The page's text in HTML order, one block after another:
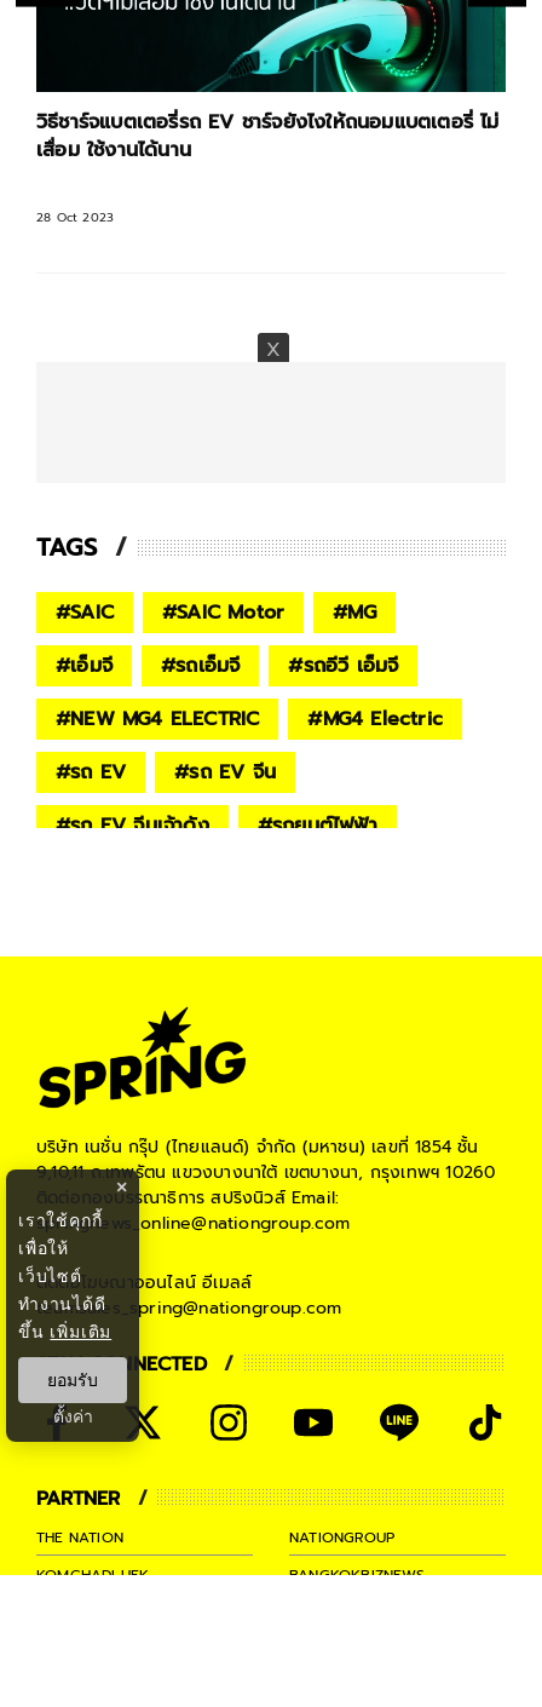
วิธีชาร์จแบตเตอรี่รถ EV ชาร์จยังไงให้ถนอมแบตเตอรี่ ไม่
เสื่อม ใช้งานได้นาน
28 Oct 2023
TAGS
#SAIC #SAIC Motor #MG
#เอ็มจี #รถเอ็มจี #รถอีวี เอ็มจี
#NEW MG4 ELECTRIC #MG4 Electric
#รถ EV #รถ EV จีน
#รถ EV จีนเจ้าดัง #รถยนต์ไฟฟ้า
บริษัท เนชั่น กรุ๊ป (ไทยแลนด์) จำกัด (มหาชน) เลขที่ 1854 ชั้น
9,10,11 ถ.เทพรัตน แขวงบางนาใต้ เขตบางนา, กรุงเทพฯ 10260
ติดต่อกองบรรณาธิการ สปริงนิวส์Email:
springnews_online@nationgroup.com
ติดต่อโฆษณาออนไลน์ อีเมลล์
teamsales_spring@nationgroup.com
STAY CONNECTED
PARTNER
THE NATION
NATIONGROUP
KOMCHADLUEK
BANGKOKBIZNEWS
×
เราใช้คุกกี้
เพื่อให้
เว็บไซต์
ทำงานได้ดี
ขึ้น เพิ่มเติม
ยอมรับ
ตั้งค่า